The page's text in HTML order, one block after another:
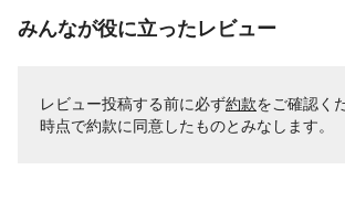
みんなが役に立ったレビュー
レビュー投稿する前に必ず約款をご確認く
時点で約款に同意したものとみなします。